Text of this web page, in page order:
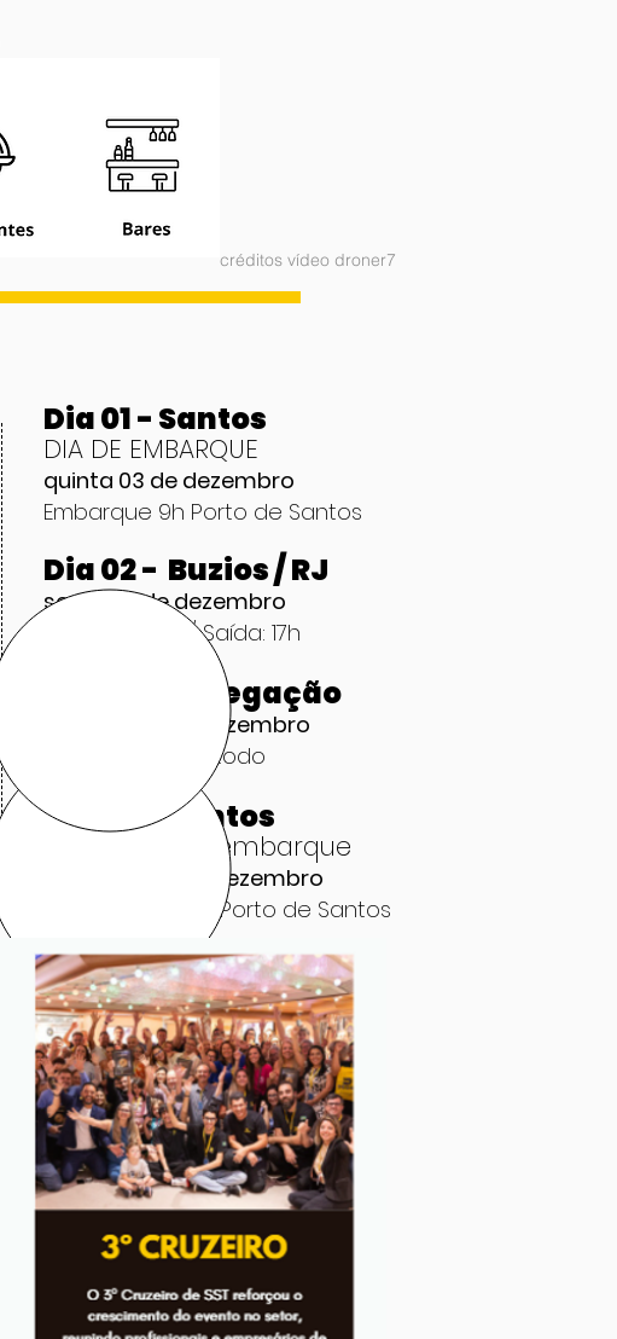
créditos vídeo droner7
Dia 01 - Santos
DIA DE EMBARQUE
quinta 03 de dezembro
Embarque 9h Porto de Santos
Dia 02 - Buzios / RJ
sexta 04 de dezembro
Chegada: 8h / Saída: 17h
Dia 03 -Navegação
sábado 05 de dezembro
Navegação dia todo
Dia 04 - Santos
Retorno e Desembarque
domingo 06 de dezembro
Chegada: 7h no Porto de Santos